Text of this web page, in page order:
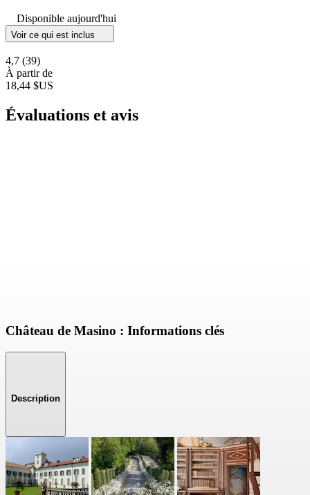
Disponible aujourd'hui
Voir ce qui est inclus
4,7 (39)
À partir de
18,44 $US
Évaluations et avis
Château de Masino : Informations clés
Description